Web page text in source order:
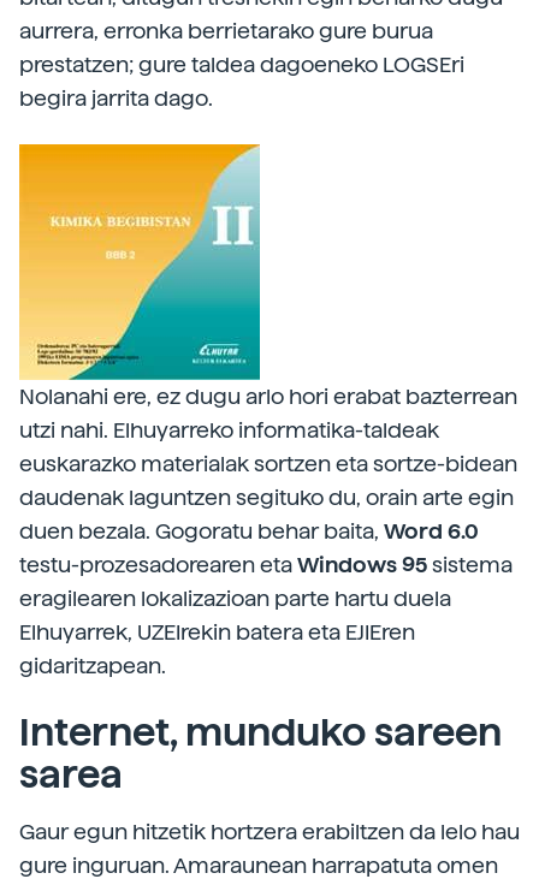
aurrera, erronka berrietarako gure burua
prestatzen; gure taldea dagoeneko LOGSEri
begira jarrita dago.
Nolanahi ere, ez dugu arlo hori erabat bazterrean
utzi nahi. Elhuyarreko informatika-taldeak
euskarazko materialak sortzen eta sortze-bidean
daudenak laguntzen segituko du, orain arte egin
duen bezala. Gogoratu behar baita, Word 6.0
testu-prozesadorearen etaWindows 95sistema
eragilearen lokalizazioan parte hartu duela
Elhuyarrek, UZEIrekin batera eta EJIEren
gidaritzapean.
Internet, munduko sareen
sarea
Gaur egun hitzetik hortzera erabiltzen da lelo hau
gure inguruan. Amaraunean harrapatuta omen